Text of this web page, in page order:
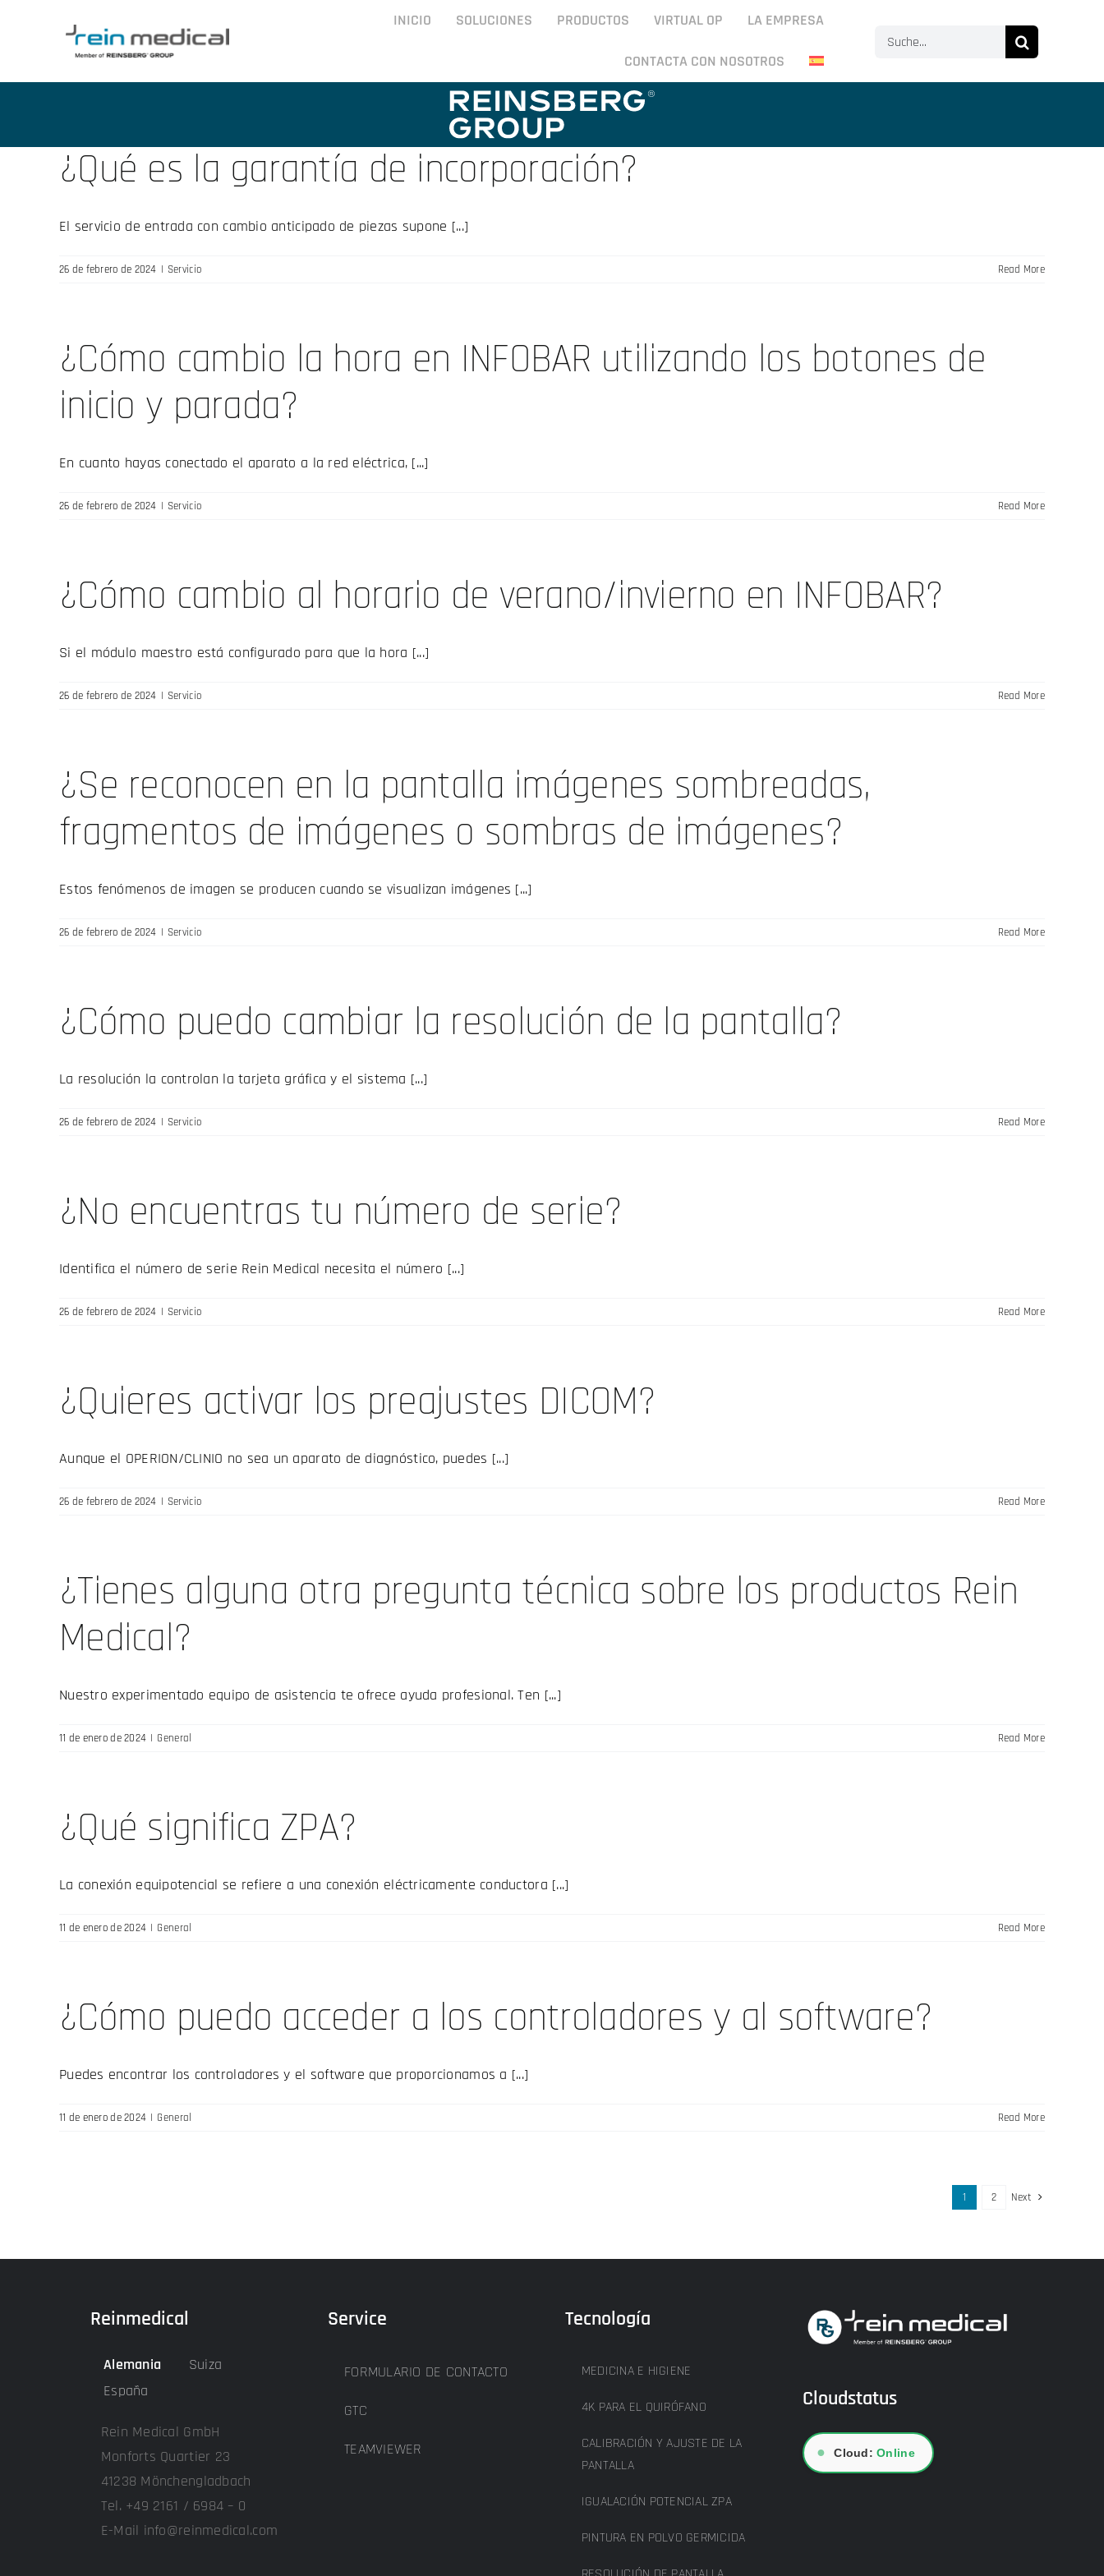
INICIO SOLUCIONES PRODUCTOS VIRTUAL OP LA EMPRESA
CONTACTA CON NOSOTROS
Search
¿Qué es la garantía de incorporación?
El servicio de entrada con cambio anticipado de piezas supone [...]
26 de febrero de 2024 | Servicio Read More
¿Cómo cambio la hora en INFOBAR utilizando los botones de
inicio y parada?
En cuanto hayas conectado el aparato a la red eléctrica, [...]
26 de febrero de 2024 | Servicio Read More
¿Cómo cambio al horario de verano/invierno en INFOBAR?
Si el módulo maestro está configurado para que la hora [...]
26 de febrero de 2024 | Servicio Read More
¿Se reconocen en la pantalla imágenes sombreadas,
fragmentos de imágenes o sombras de imágenes?
Estos fenómenos de imagen se producen cuando se visualizan imágenes [...]
26 de febrero de 2024 | Servicio Read More
¿Cómo puedo cambiar la resolución de la pantalla?
La resolución la controlan la tarjeta gráfica y el sistema [...]
26 de febrero de 2024 | Servicio Read More
¿No encuentras tu número de serie?
Identifica el número de serie Rein Medical necesita el número [...]
26 de febrero de 2024 | Servicio Read More
¿Quieres activar los preajustes DICOM?
Aunque el OPERION/CLINIO no sea un aparato de diagnóstico, puedes [...]
26 de febrero de 2024 | Servicio Read More
¿Tienes alguna otra pregunta técnica sobre los productos Rein
Medical?
Nuestro experimentado equipo de asistencia te ofrece ayuda profesional. Ten [...]
11 de enero de 2024 | General Read More
¿Qué significa ZPA?
La conexión equipotencial se refiere a una conexión eléctricamente conductora [...]
11 de enero de 2024 | General Read More
¿Cómo puedo acceder a los controladores y al software?
Puedes encontrar los controladores y el software que proporcionamos a [...]
11 de enero de 2024 | General Read More
1 2 Next
Reinmedical
Alemania
Rein Medical GmbH
Monforts Quartier 23
41238 Mönchengladbach
Tel. +49 2161 / 6984 – 0
E-Mail info@reinmedical.com
Suiza
España
Service
FORMULARIO DE CONTACTO
GTC
TEAMVIEWER
Tecnología
MEDICINA E HIGIENE
4K PARA EL QUIRÓFANO
CALIBRACIÓN Y AJUSTE DE LA
PANTALLA
IGUALACIÓN POTENCIAL ZPA
PINTURA EN POLVO GERMICIDA
Cloudstatus
● Cloud:Online